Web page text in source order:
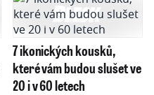
7 ikonických kousků,
které vám budou slušet ve
20 i v 60 letech